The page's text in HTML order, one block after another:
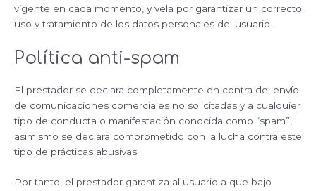
vigente en cada momento, y vela por garantizar un correcto
uso y tratamiento de los datos personales del usuario.
Política anti-spam
El prestador se declara completamente en contra del envío
de comunicaciones comerciales no solicitadas y a cualquier
tipo de conducta o manifestación conocida como “spam”,
asimismo se declara comprometido con la lucha contra este
tipo de prácticas abusivas.
Por tanto, el prestador garantiza al usuario a que bajo